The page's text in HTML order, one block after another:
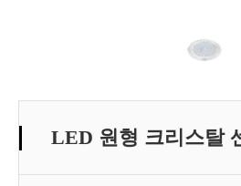
LED 원형 크리스탈